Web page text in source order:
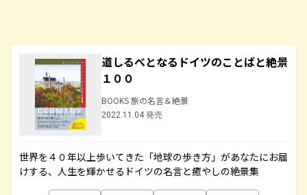
道しるべとなるドイツのことばと絶景
１００
BOOKS 旅の名言＆絶景
2022.11.04 発売
世界を４０年以上歩いてきた「地球の歩き方」があなたにお届
けする、人生を輝かせるドイツの名言と癒やしの絶景集